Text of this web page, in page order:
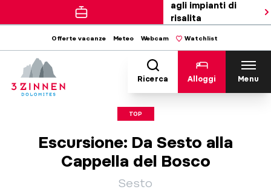
agli impianti di
risalita
Offerte vacanze Meteo Webcam Watchlist
Ricerca Alloggi Menu
TOP
Escursione: Da Sesto alla
Cappella del Bosco
Sesto